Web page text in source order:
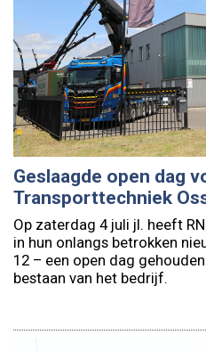
Geslaagde open dag
Transporttechniek
Op zaterdag 4 juli jl. heeft
in hun onlangs betrokken
12 – een open dag
bestaan van het bedrijf.